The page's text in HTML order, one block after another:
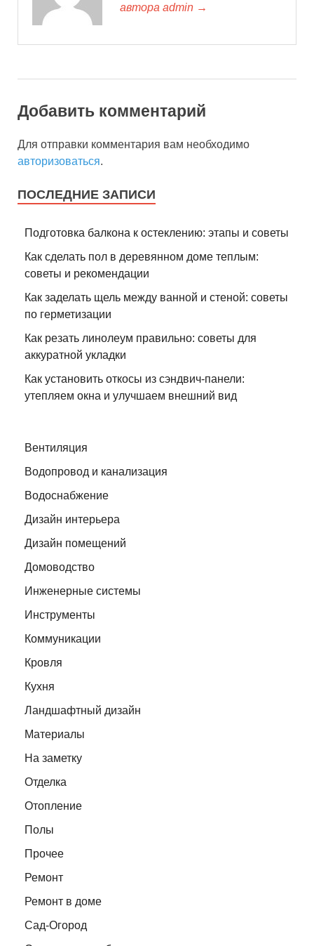
автора admin →
Добавить комментарий
Для отправки комментария вам необходимо
авторизоваться.
ПОСЛЕДНИЕ ЗАПИСИ
Подготовка балкона к остеклению: этапы и советы
Как сделать пол в деревянном доме теплым:
советы и рекомендации
Как заделать щель между ванной и стеной: советы
по герметизации
Как резать линолеум правильно: советы для
аккуратной укладки
Как установить откосы из сэндвич-панели:
утепляем окна и улучшаем внешний вид
Вентиляция
Водопровод и канализация
Водоснабжение
Дизайн интерьера
Дизайн помещений
Домоводство
Инженерные системы
Инструменты
Коммуникации
Кровля
Кухня
Ландшафтный дизайн
Материалы
На заметку
Отделка
Отопление
Полы
Прочее
Ремонт
Ремонт в доме
Сад-Огород